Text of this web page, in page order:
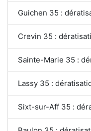
Guichen 35 :
Crevin 35 :
Sainte-Marie 35 :
Lassy 35 :
Sixt-sur-Aff 35 :